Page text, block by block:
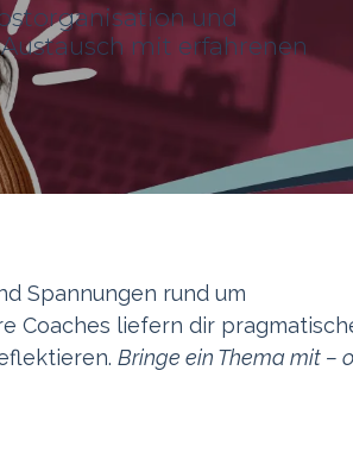
und
mit erfahrenen
Spannungen rund um
Coaches liefern dir
Bringe ein Thema mit –